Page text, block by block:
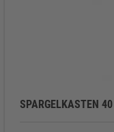
SPARGELKASTEN